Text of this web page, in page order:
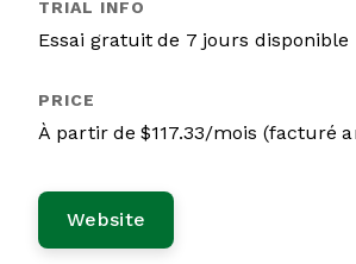
Essai gratuit de 7 jours disponible
À partir de $117.33/mois (facturé
Website